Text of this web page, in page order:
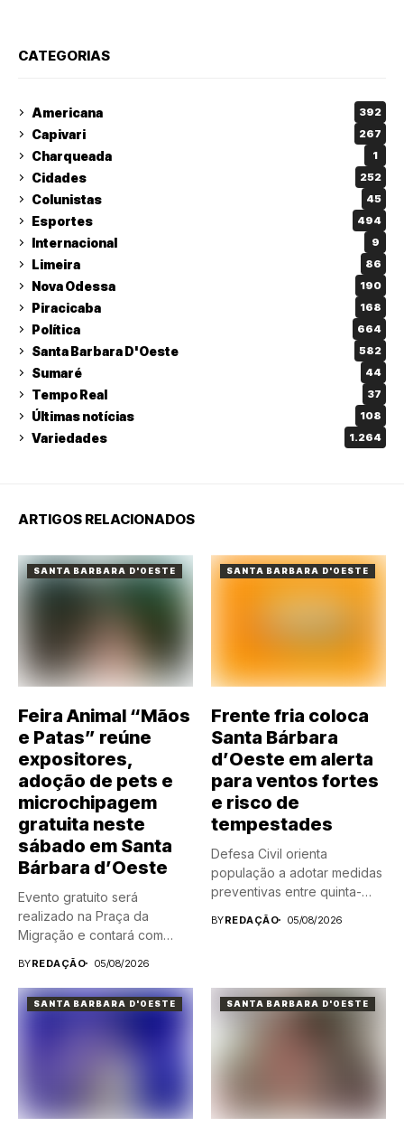
CATEGORIAS
Americana 392
Capivari 267
Charqueada 1
Cidades 252
Colunistas 45
Esportes 494
Internacional 9
Limeira 86
Nova Odessa 190
Piracicaba 168
Política 664
Santa Barbara D'Oeste 582
Sumaré 44
Tempo Real 37
Últimas notícias 108
Variedades 1.264
ARTIGOS RELACIONADOS
SANTA BARBARA D'OESTE
Feira Animal “Mãos
e Patas” reúne
expositores,
adoção de pets e
microchipagem
gratuita neste
sábado em Santa
Bárbara d’Oeste
Evento gratuito será
realizado na Praça da
Migração e contará com
BYREDAÇÃO 05/08/2026
SANTA BARBARA D'OESTE
Frente fria coloca
Santa Bárbara
d’Oeste em alerta
para ventos fortes
e risco de
tempestades
Defesa Civil orienta
população a adotar medidas
preventivas entre quinta-
BYREDAÇÃO 05/08/2026
SANTA BARBARA D'OESTE SANTA BARBARA D'OESTE